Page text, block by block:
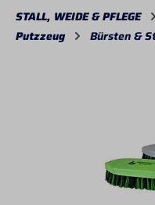
STALL, WEIDE & PFLEGE
Putzzeug
Bürsten &